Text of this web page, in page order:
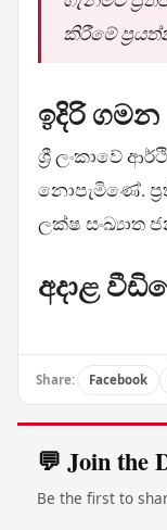
කිරීමේ
ඉදිරි ගමන
ශ්‍රී ලංකාවේ
නොපැමිණේ.
ලක්ෂ සංඛ්‍යාත
අදාළ
Share: Facebook
💬 Join the
Be the first to